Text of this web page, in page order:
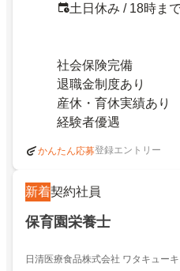
土日休み / 18時ま
社会保険完備
退職金制度あり
産休・育休実績あり
経験者優遇
かんたん応募登録エントリー
新着契約社員
保育園栄養士
日清医療食品株式会社 ワタキュー